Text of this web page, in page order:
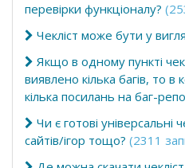
перевірки функціоналу?
Чекліст може бути у
Якщо в одному пункті
виявлено кілька багів, то
кілька посилань на баг-
Чи є готові універсальні
сайтів/ігор тощо? (2311